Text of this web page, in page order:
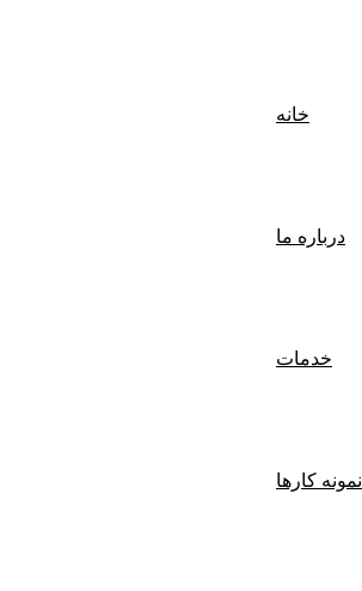
خانه
درباره ما
خدمات
نمونه کارها